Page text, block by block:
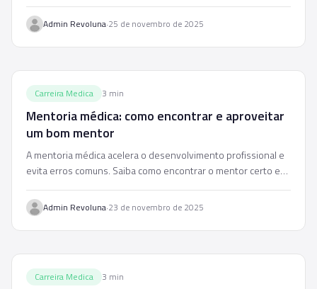
Admin Revoluna·25 de novembro de 2025
Carreira Medica 3 min
Mentoria médica: como encontrar e aproveitar
um bom mentor
A mentoria médica acelera o desenvolvimento profissional e
evita erros comuns. Saiba como encontrar o mentor certo e
Admin Revoluna·23 de novembro de 2025
Carreira Medica 3 min